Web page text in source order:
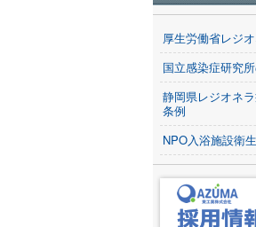
厚生労働省レジ
国立感染症研究
静岡県レジオネ
条例
NPO入浴施設衛